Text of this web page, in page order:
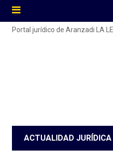
Portal jurídico de Aranzadi LA
ACTUALIDAD JURÍDICA